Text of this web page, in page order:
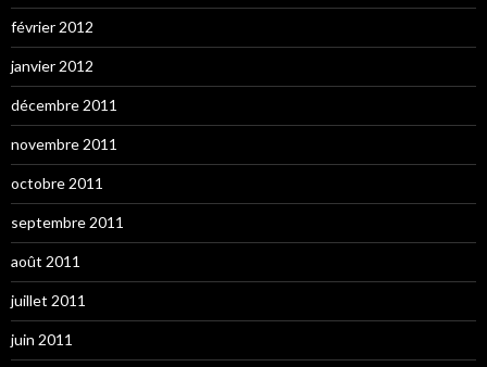
février 2012
janvier 2012
décembre 2011
novembre 2011
octobre 2011
septembre 2011
août 2011
juillet 2011
juin 2011